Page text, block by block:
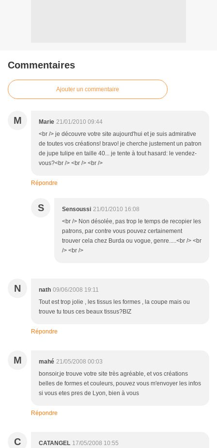
Commentaires
Ajouter un commentaire
M Marie 21/01/2010 09:44
<br /> je découvre votre site aujourd'hui et je suis admirative
de toutes vos créations! bravo! je cherche justement un patron
de jupe tulipe en taille 40... je tente à tout hasard: le vendez-
vous?<br /> <br /> <br />
Répondre
S Sensoussi 21/01/2010 16:08
<br /> Non désolée, pas trop le temps de recopier les
patrons, par contre vous pouvez certainement
trouver cela chez Burda ou vogue, genre.....<br /> <br
/> <br />
N nath 09/06/2008 19:11
Tout est trop jolie , les tissus les formes , la coupe mais ou
trouve tu tous ces beaux tissus?BIZ
Répondre
M mahé 21/05/2008 00:03
bonsoir,je trouve votre site très agréable, et vos créations
belles de formes et couleurs, pouvez vous m'envoyer les infos
si vous etes pres de Lyon, bien à vous
Répondre
C CATANGEL 17/05/2008 10:55